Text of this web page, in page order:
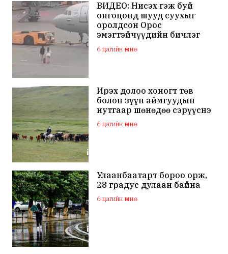
ВИДЕО: Нисэх гэж буй
онгоцонд шууд суухыг
оролдсон Орос
эмэгтэйчүүдийн бичлэг
дэлхий нийтийн
анхааралд оров
6 цагийн өмнө
Ирэх долоо хоногт төв
болон зүүн аймгуудын
нутгаар шөнөдөө сэрүүснэ
6 цагийн өмнө
Улаанбаатарт бороо орж,
28 градус дулаан байна
6 цагийн өмнө